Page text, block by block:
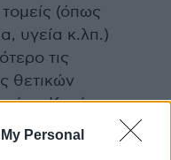
Personal
(όπως
υγεία κ.λπ.)
τις
θετικών
Κατά
σίγουρα
αντίστοιχες